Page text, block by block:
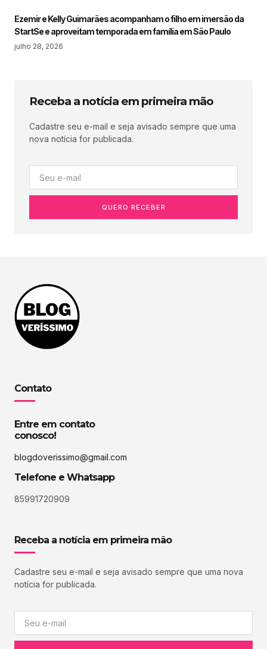
Ezemir e Kelly Guimarães acompanham o filho em imersão da
StartSe e aproveitam temporada em família em São Paulo
julho 28, 2026
Receba a notícia em primeira mão
Cadastre seu e-mail e seja avisado sempre que uma
nova notícia for publicada.
QUERO RECEBER
Contato
Entre em contato
conosco!
blogdoverissimo@gmail.com
Telefone e Whatsapp
85991720909
Receba a notícia em primeira mão
Cadastre seu e-mail e seja avisado sempre que uma nova
notícia for publicada.